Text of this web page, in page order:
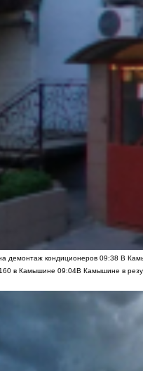
демонтаж кондиционеров 09:38 В
в Камышине 09:04В Камышине в